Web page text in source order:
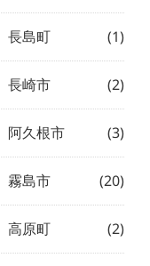
長島町 (1)
長崎市 (2)
阿久根市 (3)
霧島市 (20)
高原町 (2)